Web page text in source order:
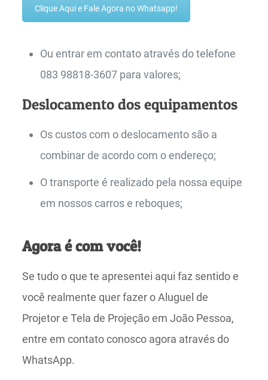
Clique Aqui e Fale Agora no Whatsapp!
Ou entrar em contato através do telefone
083 98818-3607 para valores;
Deslocamento dos equipamentos
Os custos com o deslocamento são a
combinar de acordo com o endereço;
O transporte é realizado pela nossa equipe
em nossos carros e reboques;
Agora é com você!
Se tudo o que te apresentei aqui faz sentido e
você realmente quer fazer o Aluguel de
Projetor e Tela de Projeção em João Pessoa,
entre em contato conosco agora através do
WhatsApp.